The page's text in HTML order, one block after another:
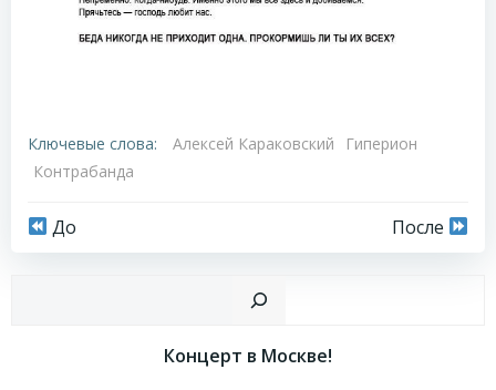
Ключевые слова: Алексей Караковский
Гиперион
Контрабанда
Навигация
записям
До
Навигация
по
записям
После
Концерт в Москве!